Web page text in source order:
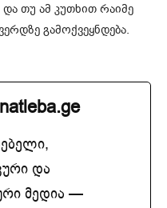
თუ ამ კუთხით რაიმე
გამოქვეყნდება.
და
მედია —